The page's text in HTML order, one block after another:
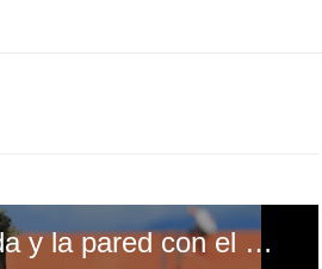
John Paul Suazo entre la espada y la pared con el Olimpia y Marathón